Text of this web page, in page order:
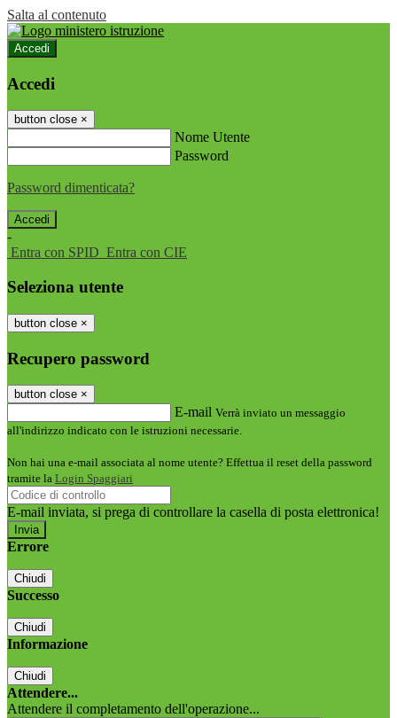
Salta al contenuto
Accedi
Accedi
button close ×
Nome Utente
Password
Password dimenticata?
-
Entra con SPID Entra con CIE
Seleziona utente
button close ×
Recupero password
button close ×
E-mail Verrà inviato un messaggio
all'indirizzo indicato con le istruzioni necessarie.
Non hai una e-mail associata al nome utente? Effettua il reset della password
tramite la Login Spaggiari
E-mail inviata, si prega di controllare la casella di posta elettronica!
Errore
Chiudi
Successo
Chiudi
Informazione
Chiudi
Attendere...
Attendere il completamento dell'operazione...